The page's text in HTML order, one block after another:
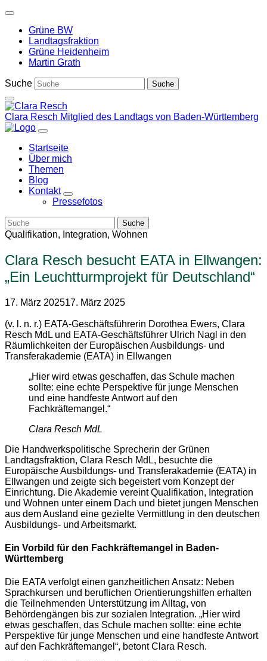
Weiter
Inhalt
Grüne BW
Landtagsfraktion
Grüne Heidenheim
Martin Grath
Suche
Clara Resch Mitglied des Landtags von Baden-Württemberg
Startseite
Über mich
Themen
Blog
Kontakt
Zeige
Untermenü
Pressefotos
Qualifikation, Integration, Wohnen
Clara Resch besucht EATA in Ellwangen:
„Ein Leuchtturmprojekt für Deutschland“
17. März 202517. März 2025
(v. l. n. r.) EATA-Geschäftsführerin Dorothea Ewers, Clara
Resch MdL und EATA-Geschäftsführer Ulrich Nagl in den
Räumlichkeiten der Europäischen Ausbildungs- und
Transferakademie (EATA) in Ellwangen
„Hier wird etwas geschaffen, das Schule machen
sollte: eine echte Perspektive für junge Menschen
und eine handfeste Antwort auf den
Fachkräftemangel.“
Clara Resch MdL
Die Handwerkspolitische Sprecherin der Grünen
Landtagsfraktion, Clara Resch MdL, besuchte die
Europäische Ausbildungs- und Transferakademie (EATA) in
Ellwangen und zeigte sich begeistert vom Konzept der
Einrichtung. Die Akademie vereint Qualifikation, Integration
und Wohnen unter einem Dach und bietet jungen Menschen
aus dem Ausland eine gezielte Vermittlung in den deutschen
Ausbildungs- und Arbeitsmarkt.
Ein Vorbild für den Fachkräftemangel in Baden-
Württemberg
Die EATA verfolgt einen ganzheitlichen Ansatz: Neben
Sprachkursen und beruflichen Orientierungshilfen erhalten
die Teilnehmenden Unterstützung im Alltag, von
Behördengängen bis zur sozialen Integration. „Hier wird
etwas geschaffen, das Schule machen sollte: eine echte
Perspektive für junge Menschen und eine handfeste Antwort
auf den Fachkräftemangel“, betont Clara Resch.